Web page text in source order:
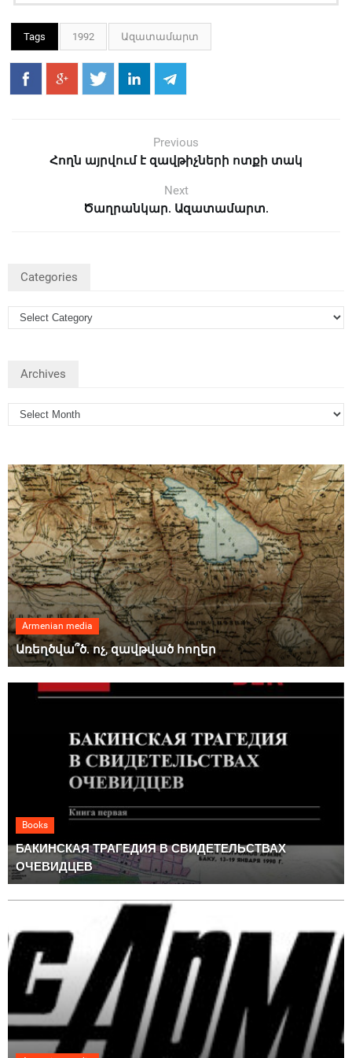
Tags 1992 Ազատամարտ
Previous
Հողն այրվում է զավթիչների ոտքի տակ
Next
Ծաղրանկար. Ազատամարտ.
Categories
Archives
Armenian media
Առեղծվա՞ծ. ոչ, զավթված հողեր
Books
БАКИНСКАЯ ТРАГЕДИЯ В СВИДЕТЕЛЬСТВАХ
ОЧЕВИДЦЕВ